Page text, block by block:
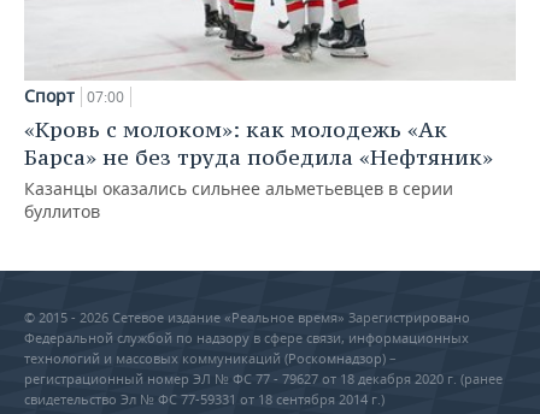
Спорт 07:00
«Кровь с молоком»: как молодежь «Ак
Барса» не без труда победила «Нефтяник»
Казанцы оказались сильнее альметьевцев в серии
буллитов
© 2015 - 2026 Сетевое издание «Реальное время» Зарегистрировано
Федеральной службой по надзору в сфере связи, информационных
технологий и массовых коммуникаций (Роскомнадзор) –
регистрационный номер ЭЛ № ФС 77 - 79627 от 18 декабря 2020 г. (ранее
свидетельство Эл № ФС 77-59331 от 18 сентября 2014 г.)